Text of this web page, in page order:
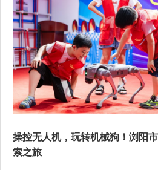
操控无人机，玩转机械狗！浏阳
索之旅